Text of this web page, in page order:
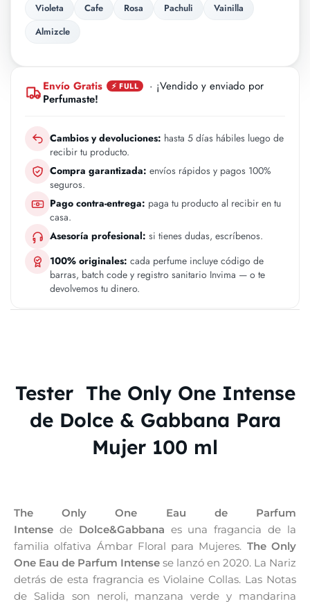
Violeta Cafe Rosa Pachuli
Vainilla
Almizcle
Envío Gratis ⚡ FULL
· ¡Vendido y enviado por
Perfumaste!
Cambios y devoluciones: hasta 5 días hábiles luego de
recibir tu producto.
Compra garantizada: envíos rápidos y pagos 100%
seguros.
Pago contra-entrega: paga tu producto al recibir en tu
casa.
Asesoría profesional: si tienes dudas, escríbenos.
100% originales: cada perfume incluye código de
barras, batch code y registro sanitario Invima — o te
devolvemos tu dinero.
Tester The Only One Intense
de Dolce & Gabbana Para
Mujer 100 ml
The Only One Eau de Parfum
Intense de Dolce&Gabbana es una fragancia de la
familia olfativa Ámbar Floral para Mujeres. The Only
One Eau de Parfum Intense se lanzó en 2020. La Nariz
detrás de esta fragrancia es Violaine Collas. Las Notas
de Salida son neroli, manzana verde y mandarina